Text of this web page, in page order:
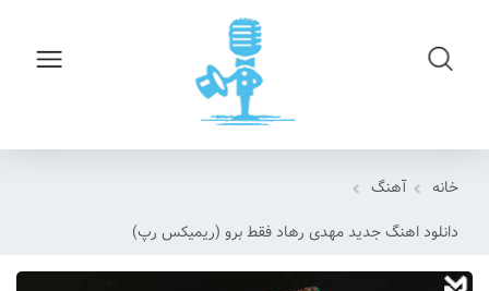
خانه
آهنگ
دانلود اهنگ جدید مهدی رهاد فقط برو (ریمیکس رپ)